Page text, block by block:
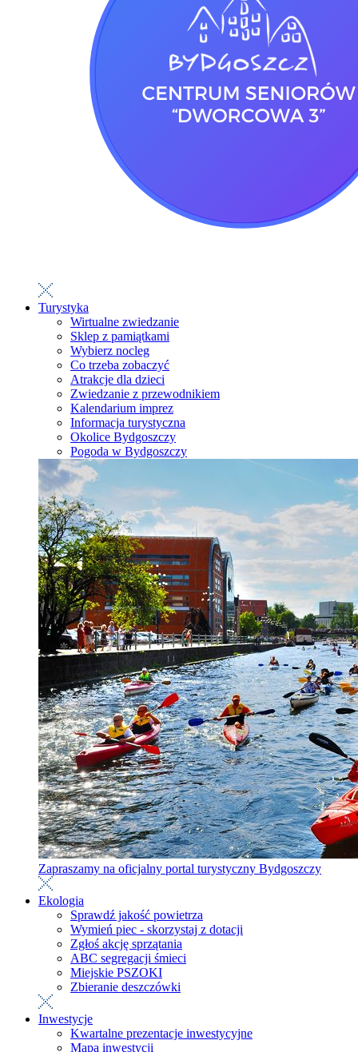
Turystyka
Wirtualne zwiedzanie
Sklep z pamiątkami
Wybierz nocleg
Co trzeba zobaczyć
Atrakcje dla dzieci
Zwiedzanie z przewodnikiem
Kalendarium imprez
Informacja turystyczna
Okolice Bydgoszczy
Pogoda w Bydgoszczy
Zapraszamy na oficjalny portal turystyczny Bydgoszczy
Ekologia
Sprawdź jakość powietrza
Wymień piec - skorzystaj z dotacji
Zgłoś akcję sprzątania
ABC segregacji śmieci
Miejskie PSZOKI
Zbieranie deszczówki
Inwestycje
Kwartalne prezentacje inwestycyjne
Mapa inwestycji